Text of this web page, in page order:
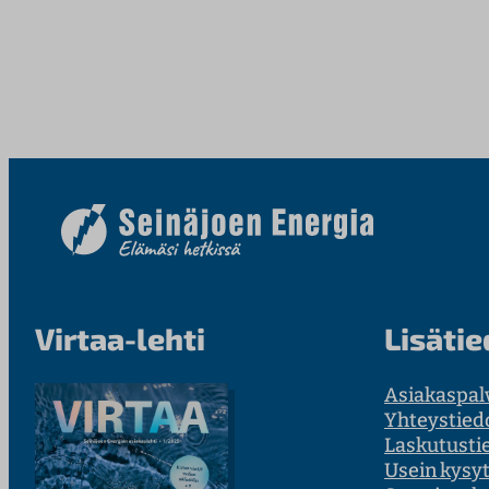
Virtaa-lehti
Usein